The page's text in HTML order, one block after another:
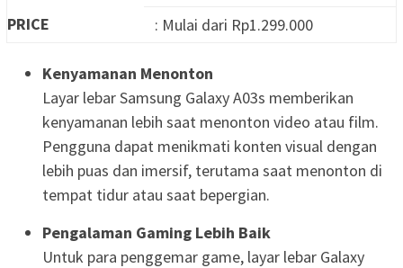
PRICE
: Mulai dari Rp1.299.000
Kenyamanan Menonton
Layar lebar Samsung Galaxy A03s memberikan
kenyamanan lebih saat menonton video atau film.
Pengguna dapat menikmati konten visual dengan
lebih puas dan imersif, terutama saat menonton di
tempat tidur atau saat bepergian.
Pengalaman Gaming Lebih Baik
Untuk para penggemar game, layar lebar Galaxy